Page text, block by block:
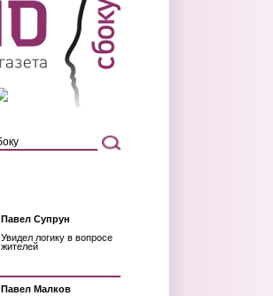
Павел Супрун
Увидел логику в вопросе
жителей
Павел Малков